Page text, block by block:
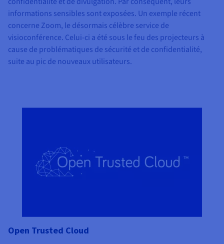
informations sensibles sont exposées. Un exemple récent
concerne Zoom, le désormais célèbre service de
visioconférence. Celui-ci a été sous le feu des projecteurs à
cause de problématiques de sécurité et de confidentialité,
suite au pic de nouveaux utilisateurs.
Open Trusted Cloud